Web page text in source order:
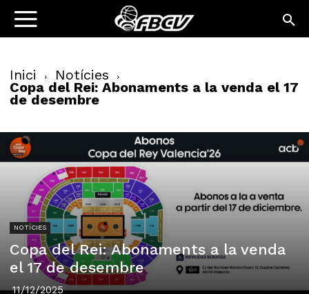
Inici Notícies
Copa del Rei: Abonaments a la venda el 17
de desembre
NOTÍCIES
Copa del Rei: Abonaments a la venda
el 17 de desembre
11/12/2025